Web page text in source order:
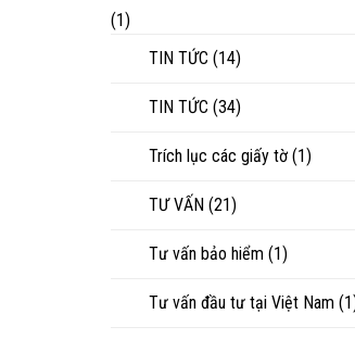
(1)
TIN TỨC (14)
TIN TỨC (34)
Trích lục các giấy tờ (1)
TƯ VẤN (21)
Tư vấn bảo hiểm (1)
Tư vấn đầu tư tại Việt Nam